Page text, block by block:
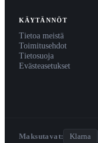
KÄYTÄNNÖT
Tietoa meistä
Toimitusehdot
Tietosuoja
Evästeasetukset
Maksutavat: Klarna